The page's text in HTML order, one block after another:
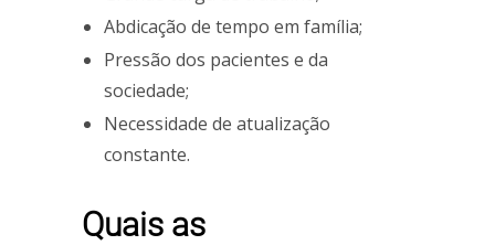
Abdicação de tempo em família;
Pressão dos pacientes e da
sociedade;
Necessidade de atualização
constante.
Quais as